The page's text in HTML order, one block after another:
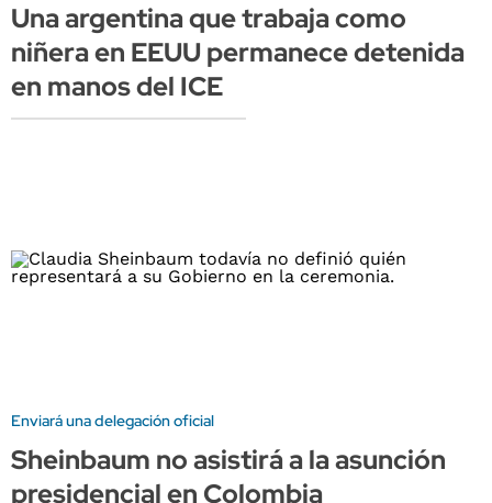
Una argentina que trabaja como
niñera en EEUU permanece detenida
en manos del ICE
Enviará una delegación oficial
Sheinbaum no asistirá a la asunción
presidencial en Colombia